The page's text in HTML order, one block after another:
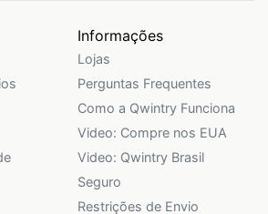
Informações
Lojas
Perguntas Frequentes
Como a Qwintry Funciona
Video: Compre nos EUA
Video: Qwintry Brasil
Seguro
Restrições de Envio